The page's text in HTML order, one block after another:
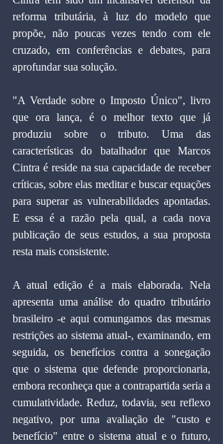
reforma tributária, à luz do modelo que
propõe, não poucas vezes tendo com ele
cruzado, em conferências e debates, para
aprofundar sua solução.
"A Verdade sobre o Imposto Único", livro
que ora lança, é o melhor texto que já
produziu sobre o tributo. Uma das
características do batalhador que Marcos
Cintra é reside na sua capacidade de receber
críticas, sobre elas meditar e buscar equações
para superar as vulnerabilidades apontadas.
E essa é a razão pela qual, a cada nova
publicação de seus estudos, a sua proposta
resta mais consistente.
A atual edição é a mais elaborada. Nela
apresenta uma análise do quadro tributário
brasileiro -e aqui comungamos das mesmas
restrições ao sistema atual-, examinando, em
seguida, os benefícios contra a sonegação
que o sistema que defende proporcionaria,
embora reconheça que a contrapartida seria a
cumulatividade. Reduz, todavia, seu reflexo
negativo, por uma avaliação de "custo e
benefício" entre o sistema atual e o futuro,